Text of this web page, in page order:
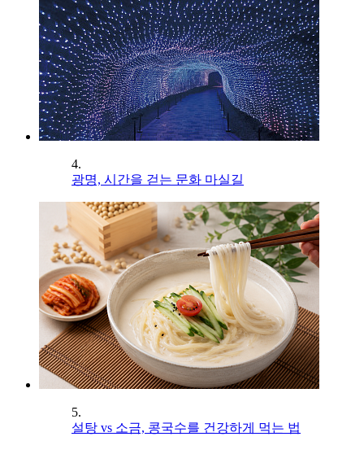
4.
광명, 시간을 걷는 문화 마실길
5.
설탕 vs 소금, 콩국수를 건강하게 먹는 법